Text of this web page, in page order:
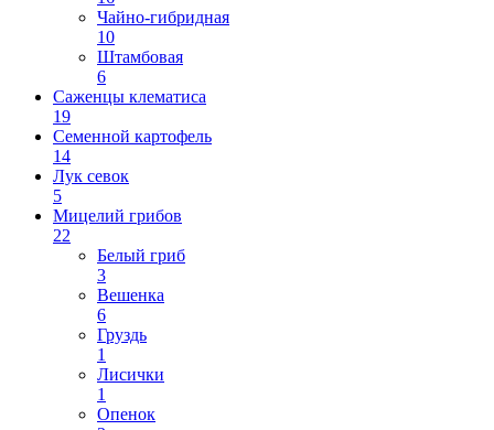
Чайно-гибридная
10
Штамбовая
6
Саженцы клематиса
19
Семенной картофель
14
Лук севок
5
Мицелий грибов
22
Белый гриб
3
Вешенка
6
Груздь
1
Лисички
1
Опенок